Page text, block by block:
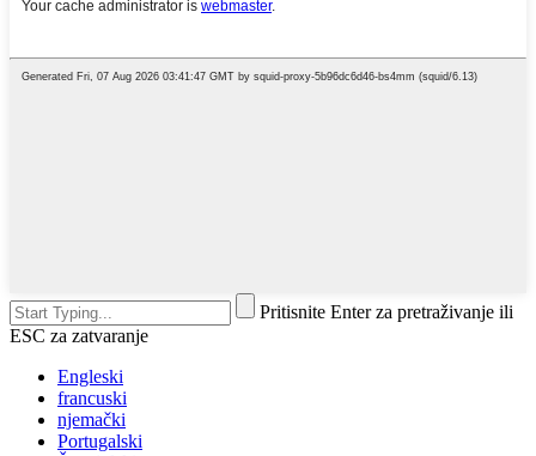
Pritisnite Enter za pretraživanje ili
ESC za zatvaranje
Engleski
francuski
njemački
Portugalski